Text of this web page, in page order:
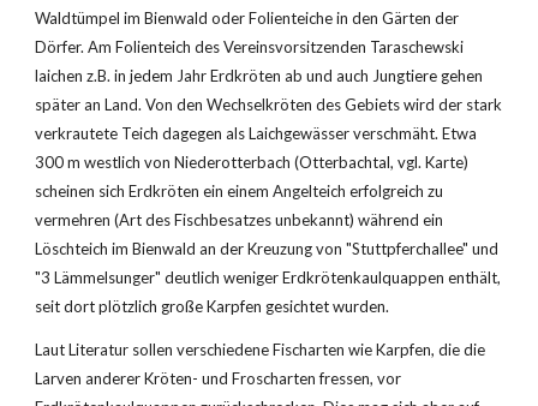
Waldtümpel im Bienwald oder Folienteiche in den Gärten der
Dörfer. Am Folienteich des Vereinsvorsitzenden Taraschewski
laichen z.B. in jedem Jahr Erdkröten ab und auch Jungtiere gehen
später an Land. Von den Wechselkröten des Gebiets wird der stark
verkrautete Teich dagegen als Laichgewässer verschmäht. Etwa
300 m westlich von Niederotterbach (Otterbachtal, vgl. Karte)
scheinen sich Erdkröten ein einem Angelteich erfolgreich zu
vermehren (Art des Fischbesatzes unbekannt) während ein
Löschteich im Bienwald an der Kreuzung von "Stuttpferchallee" und
"3 Lämmelsunger" deutlich weniger Erdkrötenkaulquappen enthält,
seit dort plötzlich große Karpfen gesichtet wurden.
Laut Literatur sollen verschiedene Fischarten wie Karpfen, die die
Larven anderer Kröten- und Froscharten fressen, vor